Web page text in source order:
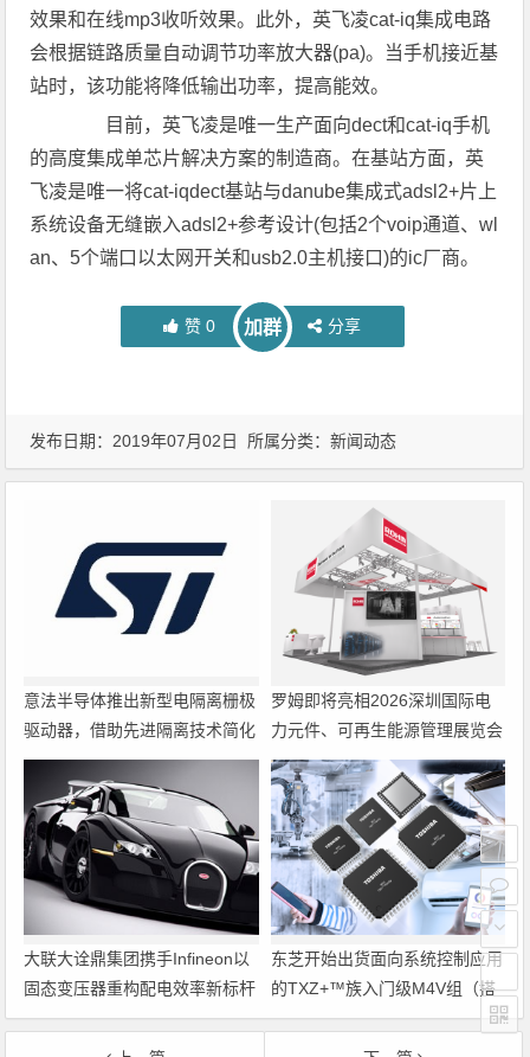
效果和在线mp3收听效果。此外，英飞凌cat-iq集成电路
会根据链路质量自动调节功率放大器(pa)。当手机接近基
站时，该功能将降低输出功率，提高能效。
目前，英飞凌是唯一生产面向dect和cat-iq手机
的高度集成单芯片解决方案的制造商。在基站方面，英
飞凌是唯一将cat-iqdect基站与danube集成式adsl2+片上
系统设备无缝嵌入adsl2+参考设计(包括2个voip通道、wl
an、5个端口以太网开关和usb2.0主机接口)的ic厂商。
赞 0 加群 分享
发布日期：2019年07月02日 所属分类：新闻动态
意法半导体推出新型电隔离栅极
驱动器，借助先进隔离技术简化
电源设计
罗姆即将亮相2026深圳国际电
力元件、可再生能源管理展览会
暨研讨会
大联大诠鼎集团携手Infineon以
固态变压器重构配电效率新标杆
东芝开始出货面向系统控制应用
的TXZ+™族入门级M4V组（搭
载Arm Cortex‑M4内核的标准微
控制器）工程样品